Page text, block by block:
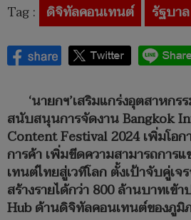
Tag : ดิจิทัลคอนเทนต์ รัฐบาล
‘นายกฯ’เสริมแกร่งอุตสาหก
สนับสนุนการจัดงาน Bangkok
Content Festival 2024 เพิ่มโอก
การค้า เพิ่มขีดความสามารถการ
เทนต์ไทยสู่เวทีโลก ตั้งเป้าจับคู่เจ
สร้างรายได้กว่า 800 ล้านบาทเข้
Hub ด้านดิจิทัลคอนเทนต์ของภูมิ